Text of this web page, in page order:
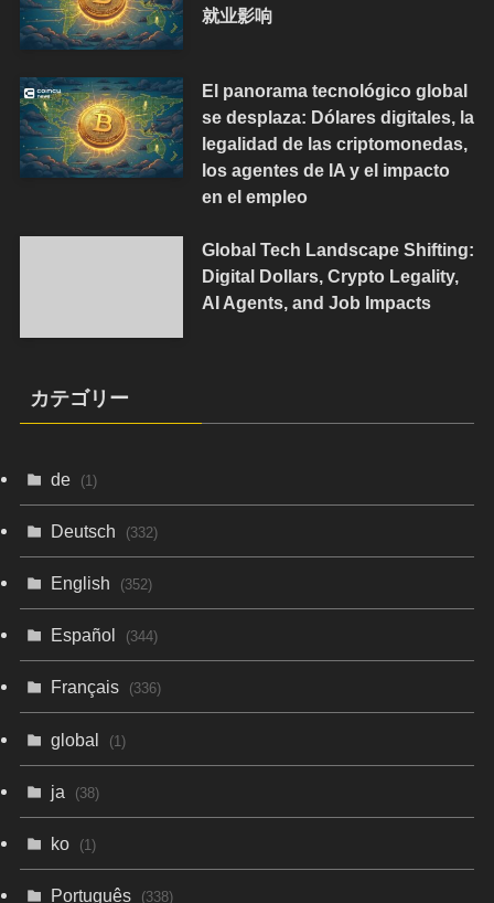
就业影响
El panorama tecnológico global
se desplaza: Dólares digitales, la
legalidad de las criptomonedas,
los agentes de IA y el impacto
en el empleo
Global Tech Landscape Shifting:
Digital Dollars, Crypto Legality,
AI Agents, and Job Impacts
カテゴリー
de (1)
Deutsch (332)
English (352)
Español (344)
Français (336)
global (1)
ja (38)
ko (1)
Português (338)